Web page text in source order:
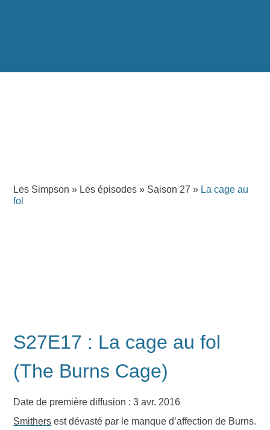
Les Simpson » Les épisodes » Saison 27 » La cage au
fol
S27E17 : La cage au fol
(The Burns Cage)
Date de première diffusion : 3 avr. 2016
Smithers est dévasté par le manque d’affection de Burns.